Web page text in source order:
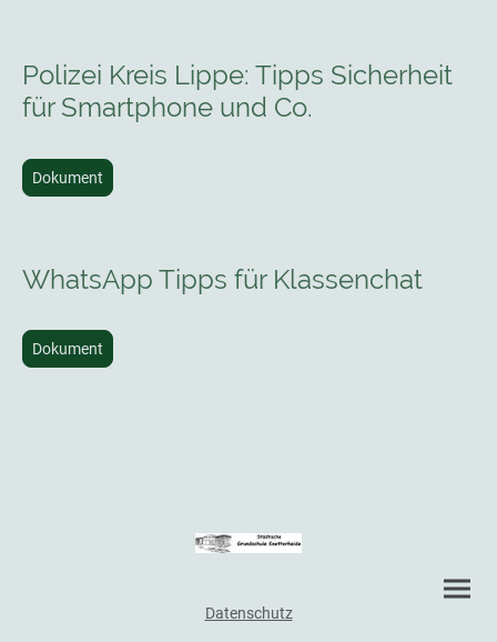
Polizei Kreis Lippe: Tipps Sicherheit
für Smartphone und Co.
Dokument
WhatsApp Tipps für Klassenchat
Dokument
Datenschutz